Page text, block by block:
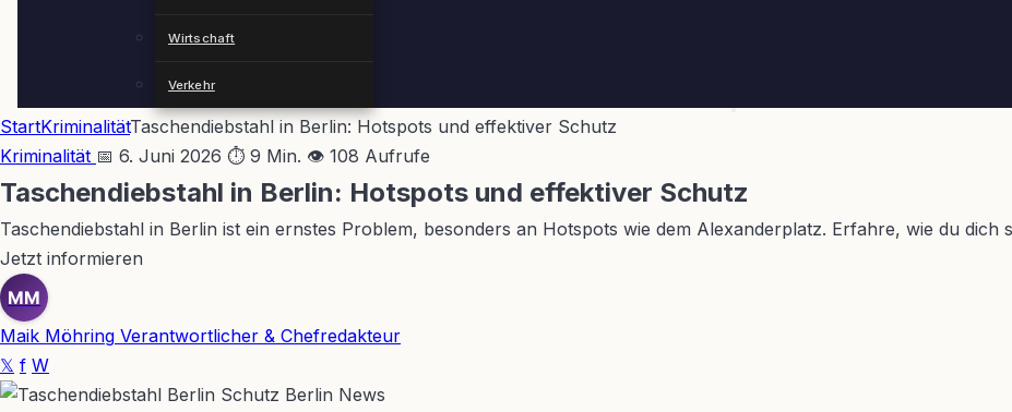
Wirtschaft
Verkehr
StartKriminalitätTaschendiebstahl in Berlin: Hotspots und effektiver Schutz
Kriminalität 📅 6. Juni 2026 ⏱ 9 Min. 👁 108 Aufrufe
Taschendiebstahl in Berlin: Hotspots und effektiver Schutz
Taschendiebstahl in Berlin ist ein ernstes Problem, besonders an Hotspots wie dem Alexanderplatz. Erfahre, wie du
Jetzt informieren
MM
Maik Möhring Verantwortlicher & Chefredakteur
𝕏 f W